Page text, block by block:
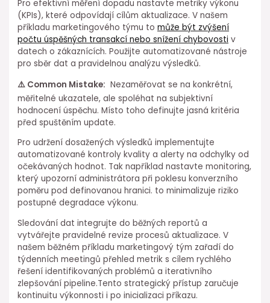
Pro efektivní měření dopadu nastavte metriky výkonu
(KPIs), které odpovídají cílům aktualizace. V našem
příkladu marketingového týmu⁣ tomůže být zvýšení
počtu úspěšných transakcí ⁣nebo snížení chybovosti v
datech o zákaznících. Použijte automatizované nástroje
pro sběr ⁢dat a pravidelnou⁤ analýzu⁢ výsledků.
⚠️ Common Mistake: ⁢ Nezaměřovat se na konkrétní,
měřitelné ukazatele, ale spoléhat na⁣ subjektivní
hodnocení úspěchu. Místo toho definujte jasná kritéria
před spuštěním update.
Pro udržení dosažených výsledků implementujte
automatizované kontroly kvality a alerty na odchylky od
očekávaných hodnot. Tak například nastavte⁣ monitoring,
který⁣ upozorní⁢ administrátora při⁣ poklesu⁣ konverzního
poměru pod definovanou hranici. to minimalizuje riziko⁤
postupné degradace⁣ výkonu.
Sledování dat integrujte do běžných reportů a
vytvářejte pravidelné revize procesů aktualizace. V
našem ⁤běžném příkladu marketingový tým⁤ zařadí do
týdenních meetingů⁤ přehled metrik s cílem rychlého
řešení ⁤identifikovaných ⁤problémů ⁣a iterativního
zlepšování⁣ pipeline.Tento strategický⁤ přístup⁣ zaručuje
kontinuitu výkonnosti i po inicializaci příkazu.